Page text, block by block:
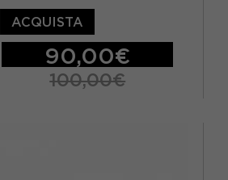
ACQUISTA
90,00€
100,00€